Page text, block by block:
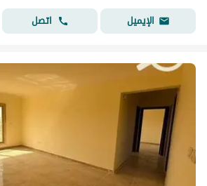
الإيميل
اتصل